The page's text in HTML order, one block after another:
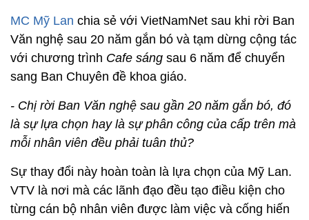
MC Mỹ Lan chia sẻ với VietNamNet sau khi rời Ban
Văn nghệ sau 20 năm gắn bó và tạm dừng cộng tác
với chương trình Cafe sáng sau 6 năm để chuyển
sang Ban Chuyên đề khoa giáo.
- Chị rời Ban Văn nghệ sau gần 20 năm gắn bó, đó
là sự lựa chọn hay là sự phân công của cấp trên mà
mỗi nhân viên đều phải tuân thủ?
Sự thay đổi này hoàn toàn là lựa chọn của Mỹ Lan.
VTV là nơi mà các lãnh đạo đều tạo điều kiện cho
từng cán bộ nhân viên được làm việc và cống hiến